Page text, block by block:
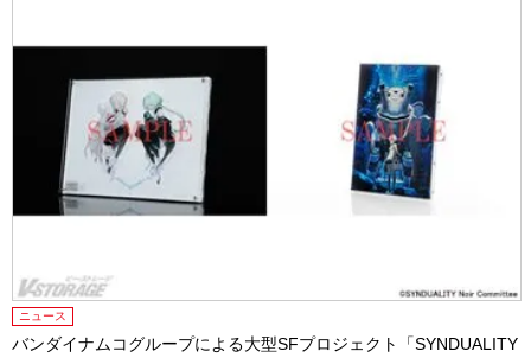
ニュース
バンダイナムコグループによる⼤型SFプロジェクト「SYNDUALITY